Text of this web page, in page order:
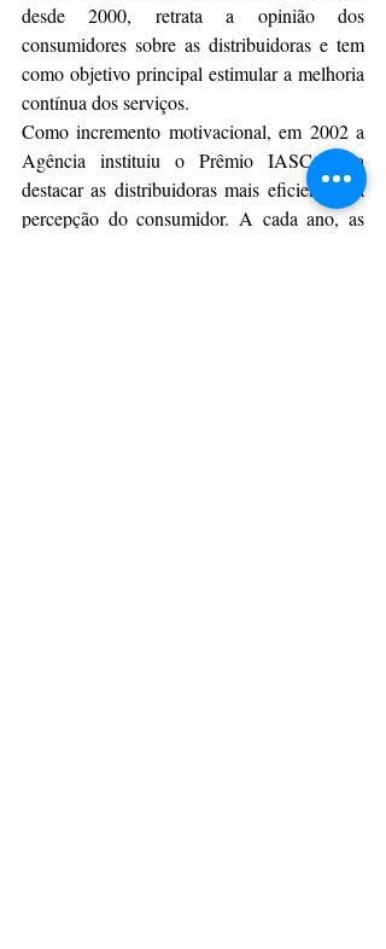
desde 2000, retrata a opinião dos
consumidores sobre as distribuidoras e tem
como objetivo principal estimular a melhoria
contínua dos serviços.
Como incremento motivacional, em 2002 a
Agência instituiu o Prêmio IASC, para
destacar as distribuidoras mais eficientes na
percepção do consumidor. A cada ano, as